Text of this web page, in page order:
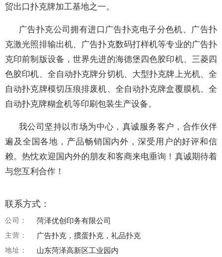
贸出口扑克牌加工基地之一。
广告扑克公司拥有进口广告扑克电子分色机、广告扑
克激光照排输出机、广告扑克数码打样机等专业的广告扑
克印前制版设备，世界先进的海德堡四色胶印机、三菱四
色胶印机、全自动扑克牌分切机、大型扑克牌上光机、全
自动扑克牌模切压痕排废机、全自动扑克牌盒覆膜机、全
自动扑克牌糊盒机等印刷包装生产设备。
我公司坚持以市场为中心，真诚服务客户，合作伙伴
遍及全国各地，产品畅销国内外，深受用户的好评和信
赖。热忱欢迎国内外的朋友和客商来电垂询！真诚期待着
与您互利合作！
联系方式：
公司： 菏泽优创印务有限公司
主营： 广告扑克，掼蛋扑克，礼品扑克
地址： 山东菏泽高新区工业园内